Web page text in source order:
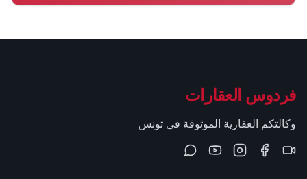
فردوس العقارات
وكالتكم العقارية الموثوقة في تونس